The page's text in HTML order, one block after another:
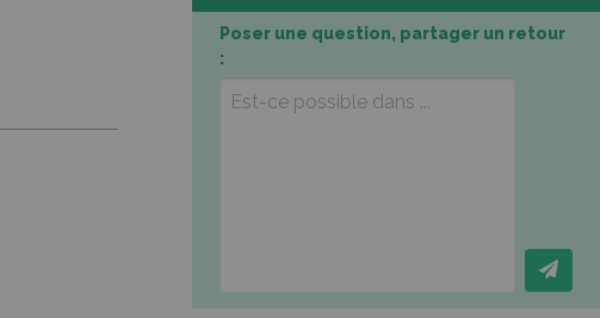
Poser une question, partager un retour
: